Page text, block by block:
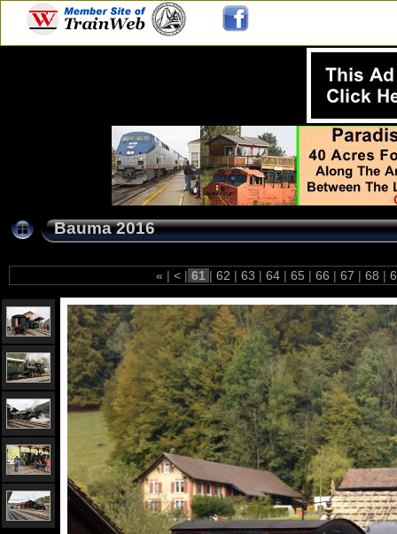
Bauma 2016
« | < | 61 | 62 | 63 | 64 | 65 | 66 | 67 | 68 |